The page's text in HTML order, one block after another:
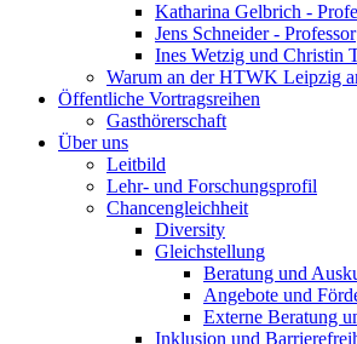
Katharina Gelbrich -
Jens Schneider - Professor
Ines Wetzig und Christin
Warum an der HTWK Leipzig
Öffentliche Vortragsreihen
Gasthörerschaft
Über uns
Leitbild
Lehr- und Forschungsprofil
Chancengleichheit
Diversity
Gleichstellung
Beratung und
Angebote und
Externe Beratung
Inklusion und